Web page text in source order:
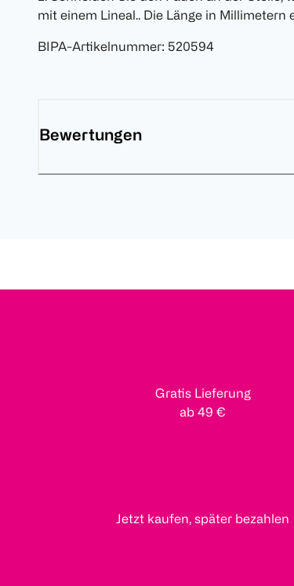
mit einem Lineal.. Die Länge in Millimetern
BIPA-Artikelnummer: 520594
Bewertungen
Gratis Lieferung
ab 49 €
Jetzt kaufen, später bezahlen